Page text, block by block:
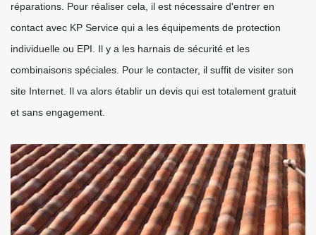
réparations. Pour réaliser cela, il est nécessaire d'entrer en
contact avec KP Service qui a les équipements de protection
individuelle ou EPI. Il y a les harnais de sécurité et les
combinaisons spéciales. Pour le contacter, il suffit de visiter son
site Internet. Il va alors établir un devis qui est totalement gratuit
et sans engagement.